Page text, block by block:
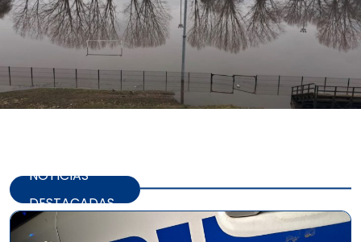
NOTICIAS
DESTACADAS